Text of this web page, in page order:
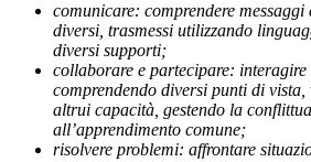
comunicare: comprendere messaggi
diversi, trasmessi utilizzando
diversi supporti;
collaborare e partecipare:
comprendendo diversi punti di
altrui capacità, gestendo la
all’apprendimento comune;
risolvere problemi: affrontare